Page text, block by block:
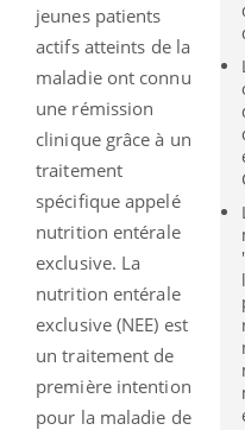
jeunes patients
actifs atteints de la
maladie ont connu
une rémission
clinique grâce à un
traitement
spécifique appelé
nutrition entérale
exclusive. La
nutrition entérale
exclusive (NEE) est
un traitement de
première intention
pour la maladie de